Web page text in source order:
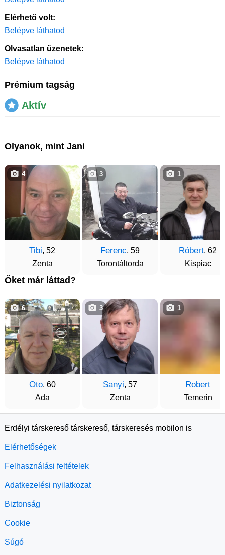
Elérhető volt:
Belépve láthatod
Olvasatlan üzenetek:
Belépve láthatod
Prémium tagság
Aktív
Olyanok, mint Jani
Tibi, 52
Zenta
4
Ferenc, 59
Torontáltorda
3
Róbert, 62
Kispiac
1
Őket már láttad?
Oto, 60
Ada
6
Sanyi, 57
Zenta
3
Robert
Temerin
1
Erdélyi társkereső társkereső, társkeresés mobilon is
Elérhetőségek
Felhasználási feltételek
Adatkezelési nyilatkozat
Biztonság
Cookie
Súgó